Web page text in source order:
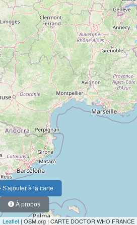
S'ajouter à la carte
À propos
Leaflet | OSM.org | CARTE DOCTOR WHO FRANCE